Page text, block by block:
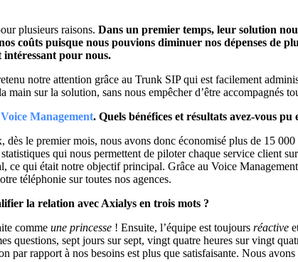
plusieurs raisons. Dans un premier temps, leur solution
coûts puisque nous pouvions diminuer nos dépenses de
intéressant pour nous.
notre attention grâce au Trunk SIP qui est facilement
main sur la solution, sans nous empêcher d’être accompagnés
Voice Management. Quels bénéfices et résultats avez-vous pu
dès le premier mois, nous avons donc économisé plus de 15 000
qui nous permettent de piloter chaque service client
ce qui était notre objectif principal. Grâce au Voice
téléphonie sur toutes nos agences.
la relation avec Axialys en trois mots ?
commeune princesse ! Ensuite, l’équipe est toujoursréactive
questions, sept jours sur sept, vingt quatre heures sur vingt
par rapport à nos besoins est plus que satisfaisante. Nous avons